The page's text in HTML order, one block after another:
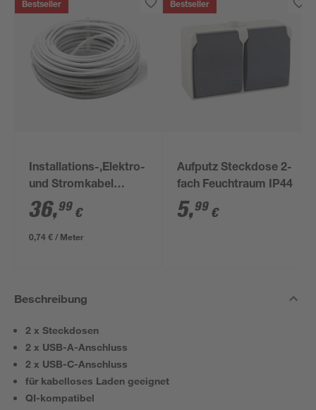
Bestseller
Installations-,Elektro-
und Stromkabel
NYM-J 3x1,5mm² 50
m
36,99 €
0,74 € / Meter
Bestseller
Aufputz Steckdose 2-
fach Feuchtraum IP44
5,99 €
Beschreibung
2 x Steckdosen
2 x USB-A-Anschluss
2 x USB-C-Anschluss
für kabelloses Laden geeignet
QI-kompatibel